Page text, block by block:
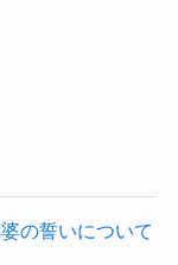
の誓いについて